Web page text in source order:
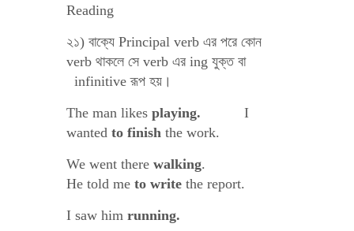
Reading
২১) বাক্যে Principal verb এর পরে কোন
verb থাকলে সে verb এর ing যুক্ত বা
infinitive রূপ হয়।
The man likes playing.
I
wanted to finish the work.
We went there walking.
He told me to write the report.
I saw him running.